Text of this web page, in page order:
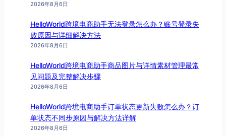
2026年8月6日
HelloWorld跨境电商助手无法登录怎么办？账号登录失
败原因与详细解决方法
2026年8月6日
HelloWorld跨境电商助手商品图片与详情素材管理最常
见问题及完整解决步骤
2026年8月6日
HelloWorld跨境电商助手订单状态更新失败怎么办？订
单状态不同步原因与解决方法详解
2026年8月6日